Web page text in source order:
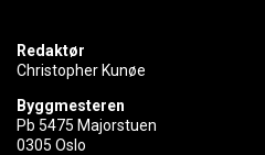
Redaktør
Christopher Kunøe
Byggmesteren
Pb 5475 Majorstuen
0305 Oslo